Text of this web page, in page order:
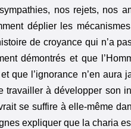
nos rejets, nos
déplier les
de croyance qui n’a
démontrés et que
que l’ignorance n’en aura
travailler à développer
se suffire à elle-même
expliquer que la charia